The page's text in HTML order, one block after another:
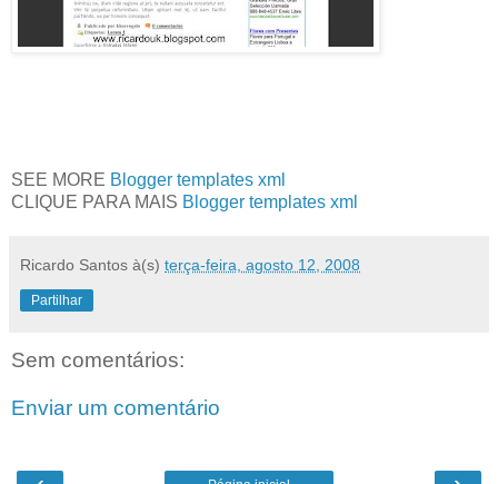
SEE MORE Blogger templates xml
CLIQUE PARA MAIS Blogger templates xml
Ricardo Santos à(s) terça-feira, agosto 12, 2008
Partilhar
Sem comentários:
Enviar um comentário